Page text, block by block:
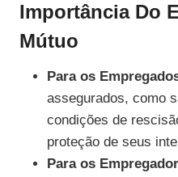
Importância Do
Mútuo
Para os
assegurados, como
condições de
proteção de seus
Para os